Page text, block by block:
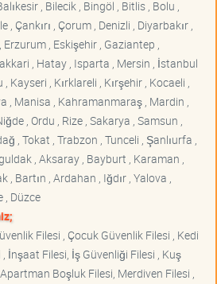
, Bilecik , Bingöl , Bitlis , Bolu ,
Çankırı , Çorum , Denizli , Diyarbakır ,
, Eskişehir , Gaziantep ,
, Hatay , Isparta , Mersin , İstanbul
Kayseri , Kırklareli , Kırşehir , Kocaeli ,
, Manisa , Kahramanmaraş , Mardin ,
, Ordu , Rize , Sakarya , Samsun ,
, Tokat , Trabzon , Tunceli , Şanlıurfa ,
, Aksaray , Bayburt , Karaman ,
, Bartın , Ardahan , Iğdır , Yalova ,
, Düzce
Filesi , Çocuk Güvenlik Filesi , Kedi
İnşaat Filesi, İş Güvenliği Filesi , Kuş
Boşluk Filesi, Merdiven Filesi ,